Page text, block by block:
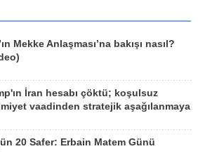
Mekke Anlaşması’na bakışı nasıl?
İran hesabı çöktü; koşulsuz
vaadinden stratejik aşağılanmaya
20 Safer: Erbain Matem Günü